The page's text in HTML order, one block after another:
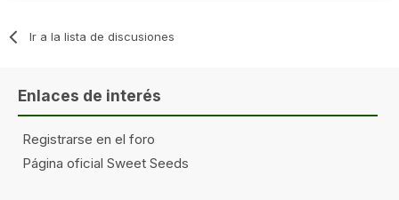
Ir a la lista de discusiones
Enlaces de interés
Registrarse en el foro
Página oficial Sweet Seeds